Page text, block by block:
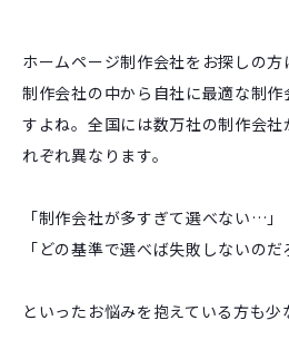
ホームページ制作会社をお探しの方
制作会社の中から自社に最適な制
すよね。全国には数万社の制作会
れぞれ異なります。
「制作会社が多すぎて選べない…」
「どの基準で選べば失敗しないのだ
といったお悩みを抱えている方も少